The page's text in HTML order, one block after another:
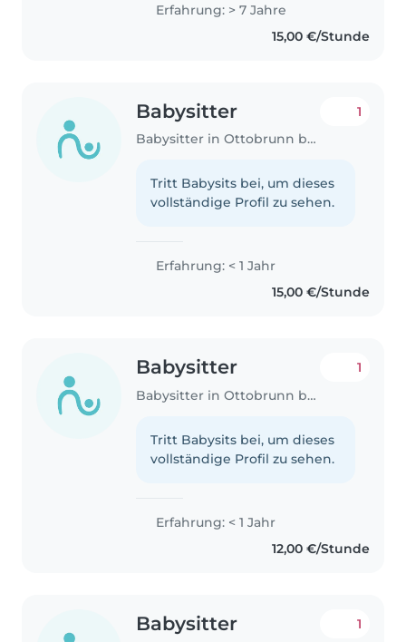
niños pequeños. Me encanta
leer, hacer manualidades, jugar y
Erfahrung: > 7 Jahre
15,00 €/Stunde
Babysitter
Babysitter in Ottobrunn bei München
1
Tritt Babysits bei, um dieses
vollständige Profil zu sehen.
Erfahrung: < 1 Jahr
15,00 €/Stunde
Babysitter
Babysitter in Ottobrunn bei München
1
Tritt Babysits bei, um dieses
vollständige Profil zu sehen.
Erfahrung: < 1 Jahr
12,00 €/Stunde
Babysitter 1